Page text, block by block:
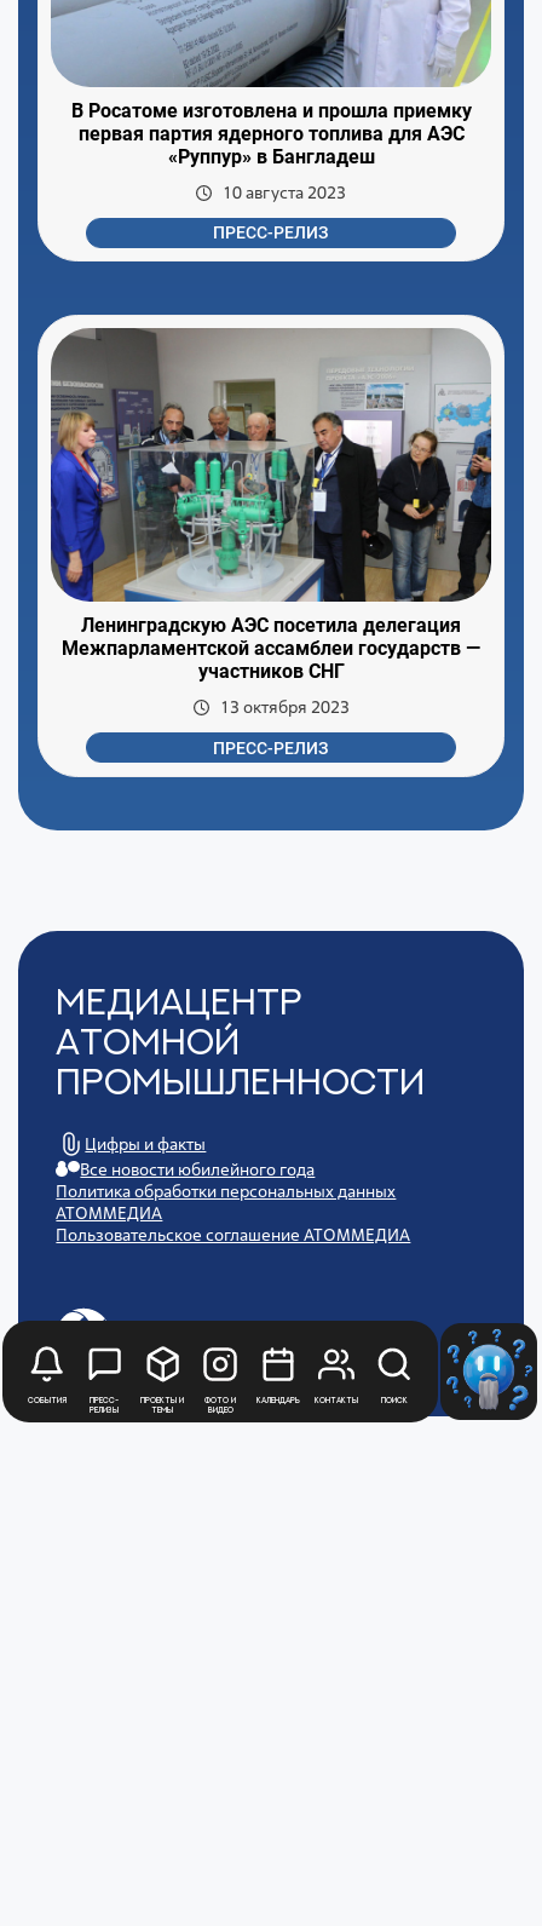
События
Пресс-
релизы
Проекты и
темы
Фото и
видео
Календарь Контакты Поиск
В Росатоме изготовлена и прошла приемку
первая партия ядерного топлива для АЭС
«Руппур» в Бангладеш
10 августа 2023
ПРЕСС-РЕЛИЗ
Ленинградскую АЭС посетила делегация
Межпарламентской ассамблеи государств —
участников СНГ
13 октября 2023
ПРЕСС-РЕЛИЗ
Медиацентр
Атомной
Промышленности
Цифры и факты
Все новости юбилейного года
Политика обработки персональных данных
АТОММЕДИА
Пользовательское соглашение АТОММЕДИА